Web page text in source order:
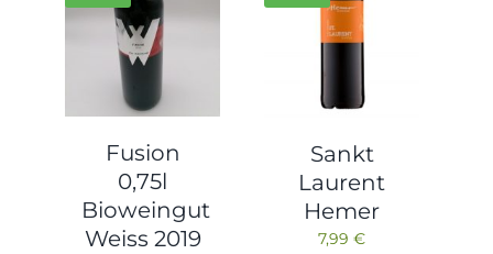
Fusion
0,75l
Bioweingut
Weiss 2019
Sankt
Laurent
Hemer
7,99€